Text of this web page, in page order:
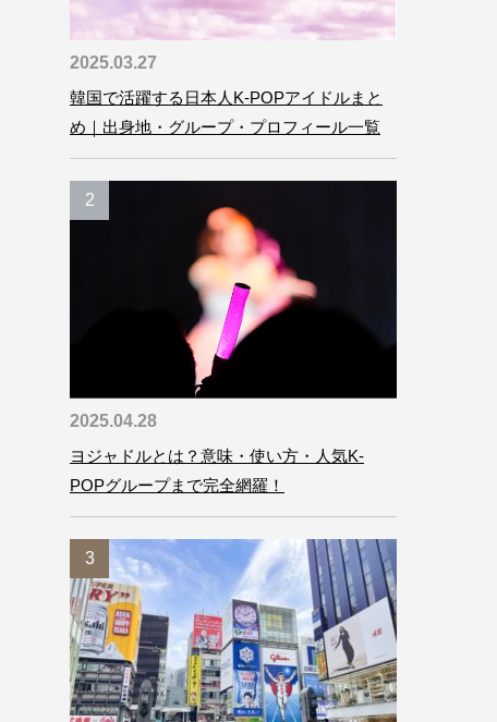
2025.03.27
韓国で活躍する日本人K-POPアイドルまと
め｜出身地・グループ・プロフィール一覧
2025.04.28
ヨジャドルとは？意味・使い方・人気K-
POPグループまで完全網羅！